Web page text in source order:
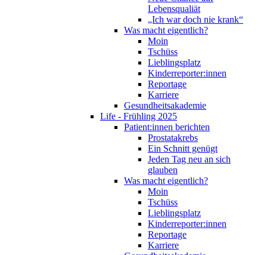
Lebensqualiät
„Ich war doch nie krank“
Was macht eigentlich?
Moin
Tschüss
Lieblingsplatz
Kinderreporter:innen
Reportage
Karriere
Gesundheitsakademie
Life - Frühling 2025
Patient:innen berichten
Prostatakrebs
Ein Schnitt genügt
Jeden Tag neu an sich
glauben
Was macht eigentlich?
Moin
Tschüss
Lieblingsplatz
Kinderreporter:innen
Reportage
Karriere